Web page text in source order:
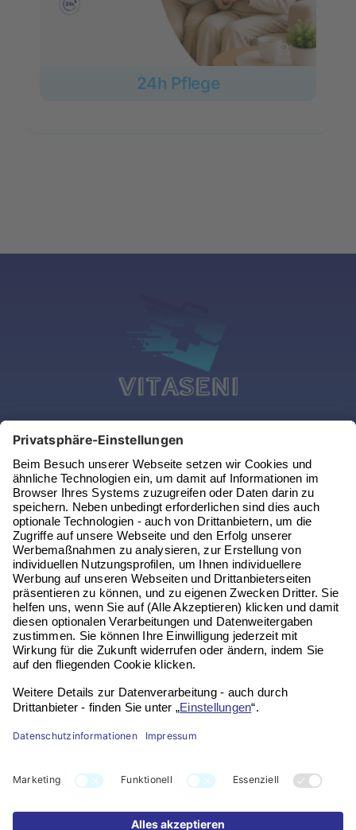
24h Pflege
Vitaseni GmbH
65760 Eschborn
Telefon:06196 972 99 62
Email:service@vitaseni.de
Kontakt
Impressum
Datenschutz